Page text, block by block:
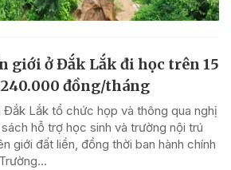
giới ở Đắk Lắk đi học trên 15
đồng/tháng
Lắk tổ chức họp và thông qua nghị
hỗ trợ học sinh và trường nội trú
giới đất liền, đồng thời ban hành chính